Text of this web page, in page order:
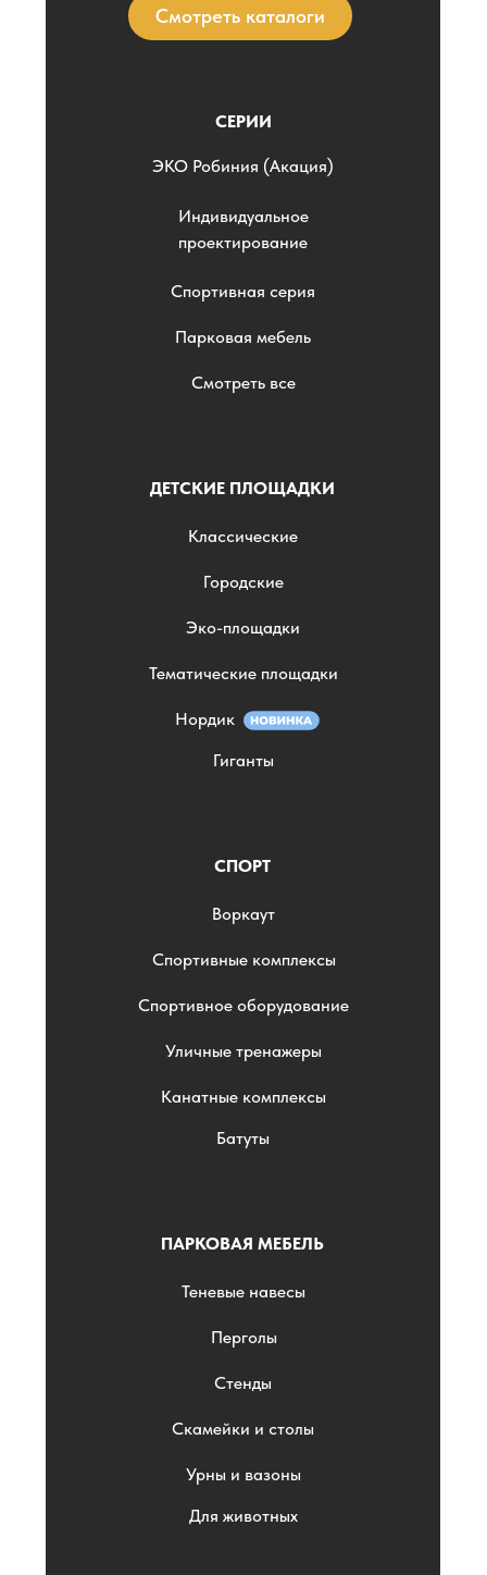
Смотреть каталоги
СЕРИИ
ЭKO Робиния (Акация)
Спортивная серия
Парковая мебель
Смотреть все
Индивидуальное
проектирование
ДЕТСКИЕ ПЛОЩАДКИ
Классические
Городские
Эко-площадки
Тематические площадки
Нордик
Гиганты
СПОРТ
Воркаут
Спортивные комплексы
Спортивное оборудование
Уличные тренажеры
Канатные комплексы
Батуты
ПАРКОВАЯ МЕБЕЛЬ
Теневые навесы
Перголы
Стенды
Скамейки и столы
Урны и вазоны
Для животных